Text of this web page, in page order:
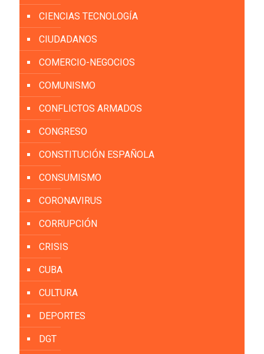
CIENCIAS TECNOLOGÍA
CIUDADANOS
COMERCIO-NEGOCIOS
COMUNISMO
CONFLICTOS ARMADOS
CONGRESO
CONSTITUCIÓN ESPAÑOLA
CONSUMISMO
CORONAVIRUS
CORRUPCIÓN
CRISIS
CUBA
CULTURA
DEPORTES
DGT